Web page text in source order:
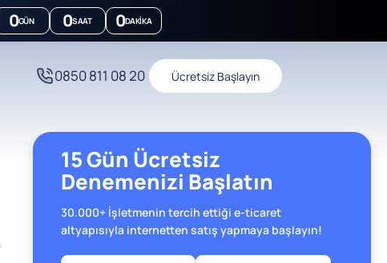
0GÜN 0SAAT 0DAKIKA
0850 811 08 20 Ücretsiz Başlayın
15 Gün Ücretsiz
Denemenizi Başlatın
30.000+ İşletmenin tercih ettiği e-ticaret
altyapısıyla internetten satış yapmaya başlayın!